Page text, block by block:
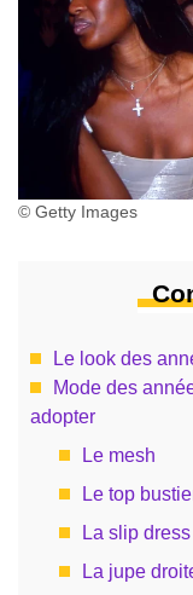
© Getty Images
Le look des
Mode des
adopter
Le mesh
Le top
La slip dress
La jupe